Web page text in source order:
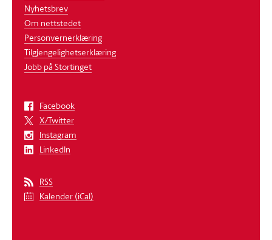
Nyhetsbrev
Om nettstedet
Personvernerklæring
Tilgjengelighetserklæring
Jobb på Stortinget
Facebook
X/Twitter
Instagram
LinkedIn
RSS
Kalender (iCal)